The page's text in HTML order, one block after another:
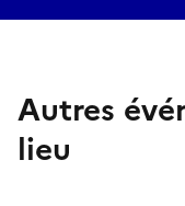
Autres
lieu